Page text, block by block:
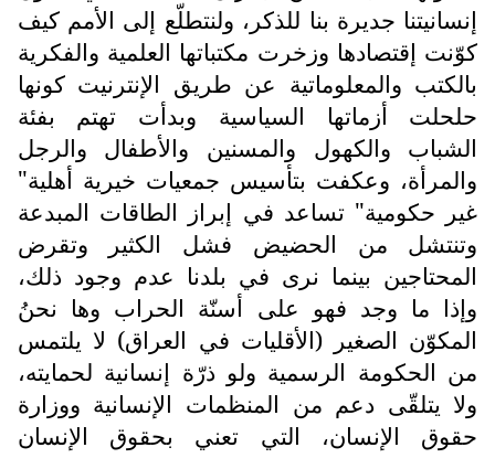
إنسانيتنا جديرة بنا للذكر، ولنتطلّع إلى الأمم كيف
كوّنت إقتصادها وزخرت مكتباتها العلمية والفكرية
بالكتب والمعلوماتية عن طريق الإنترنيت كونها
حلحلت أزماتها السياسية وبدأت تهتم بفئة
الشباب والكهول والمسنين والأطفال والرجل
والمرأة، وعكفت بتأسيس جمعيات خيرية أهلية"
غير حكومية" تساعد في إبراز الطاقات المبدعة
وتنتشل من الحضيض فشل الكثير وتقرض
المحتاجين بينما نرى في بلدنا عدم وجود ذلك،
وإذا ما وجد فهو على أسنّة الحراب وها نحنُ
المكوّن الصغير (الأقليات في العراق) لا يلتمس
من الحكومة الرسمية ولو ذرّة إنسانية لحمايته،
ولا يتلقّى دعم من المنظمات الإنسانية ووزارة
حقوق الإنسان، التي تعني بحقوق الإنسان